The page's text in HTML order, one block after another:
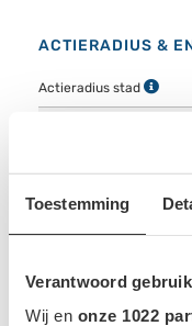
Toestemming
Verantwoord
Wij en onze 1022
ACTIERADIUS &
Actieradius stad
Energieverbruik stad
Energieverbruik snelweg
Gecombineerd